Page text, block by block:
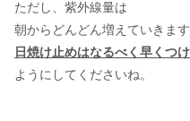
ただし、紫外線量は
朝からどんどん増えていきます
日焼け止めはなるべく早くつ
ようにしてくださいね。